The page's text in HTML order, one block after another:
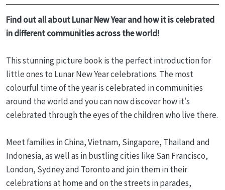
Find out all about Lunar New Year and how it is celebrated
in different communities across the world!
This stunning picture book is the perfect introduction for
little ones to Lunar New Year celebrations. The most
colourful time of the year is celebrated in communities
around the world and you can now discover how it's
celebrated through the eyes of the children who live there.
Meet families in China, Vietnam, Singapore, Thailand and
Indonesia, as well as in bustling cities like San Francisco,
London, Sydney and Toronto and join them in their
celebrations at home and on the streets in parades,